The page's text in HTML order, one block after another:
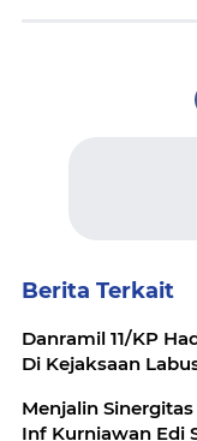
Berita Terkait
Danramil 11/KP
Di Kejaksaan
Menjalin
Inf Kurniawan Edi